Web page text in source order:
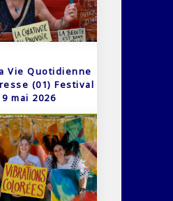
Vie Quotidienne
(01) Festival
9 mai 2026